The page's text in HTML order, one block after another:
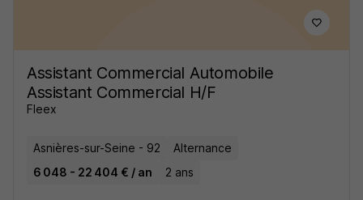
Assistant Commercial Automobile
Assistant Commercial H/F
Fleex
Asnières-sur-Seine - 92
Alternance
6 048 - 22 404 € / an
2 ans